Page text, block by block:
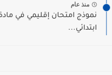
منذ عام
نموذج امتحان إقليمي في
ابتدائي...